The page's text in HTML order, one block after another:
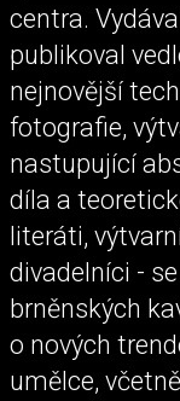
centra.
publikoval
nejnovější
fotografie,
nastupující
díla a
literáti,
divadelníci -
brněnských
o nových
umělce,